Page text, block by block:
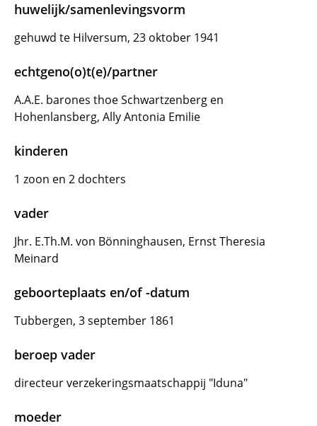
huwelijk/samenlevingsvorm
gehuwd te Hilversum, 23 oktober 1941
echtgeno(o)t(e)/partner
A.A.E. barones thoe Schwartzenberg en
Hohenlansberg, Ally Antonia Emilie
kinderen
1 zoon en 2 dochters
vader
Jhr. E.Th.M. von Bönninghausen, Ernst Theresia
Meinard
geboorteplaats en/of -datum
Tubbergen, 3 september 1861
beroep vader
directeur verzekeringsmaatschappij "Iduna"
moeder